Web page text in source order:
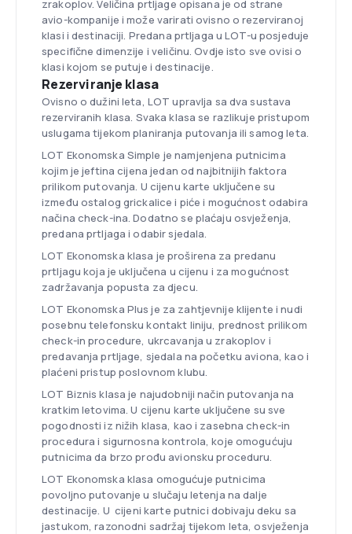
zrakoplov. Veličina prtljage opisana je od strane
avio-kompanije i može varirati ovisno o rezerviranoj
klasi i destinaciji. Predana prtljaga u LOT-u posjeduje
specifične dimenzije i veličinu. Ovdje isto sve ovisi o
klasi kojom se putuje i destinacije.
Rezerviranje klasa
Ovisno o dužini leta, LOT upravlja sa dva sustava
rezerviranih klasa. Svaka klasa se razlikuje pristupom
uslugama tijekom planiranja putovanja ili samog leta.
LOT Ekonomska Simple je namjenjena putnicima
kojim je jeftina cijena jedan od najbitnijih faktora
prilikom putovanja. U cijenu karte uključene su
između ostalog grickalice i piće i mogućnost odabira
načina check-ina. Dodatno se plaćaju osvježenja,
predana prtljaga i odabir sjedala.
LOT Ekonomska klasa je proširena za predanu
prtljagu koja je uključena u cijenu i za mogućnost
zadržavanja popusta za djecu.
LOT Ekonomska Plus je za zahtjevnije klijente i nudi
posebnu telefonsku kontakt liniju, prednost prilikom
check-in procedure, ukrcavanja u zrakoplov i
predavanja prtljage, sjedala na početku aviona, kao i
plaćeni pristup poslovnom klubu.
LOT Biznis klasa je najudobniji način putovanja na
kratkim letovima. U cijenu karte uključene su sve
pogodnosti iz nižih klasa, kao i zasebna check-in
procedura i sigurnosna kontrola, koje omogućuju
putnicima da brzo prođu avionsku proceduru.
LOT Ekonomska klasa omogućuje putnicima
povoljno putovanje u slučaju letenja na dalje
destinacije. U cijeni karte putnici dobivaju deku sa
jastukom, razonodni sadržaj tijekom leta, osvježenja